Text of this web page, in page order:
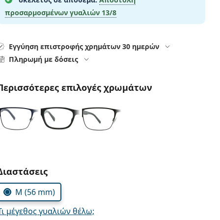
προσαρμοσμένων γυαλιών 13/8
Εγγύηση επιστροφής χρημάτων 30 ημερών
Πληρωμή με δόσεις
επιλογές χρωμάτων
τις παράμετρους
M (56 mm)
μέγεθος γυαλιών θέλω;